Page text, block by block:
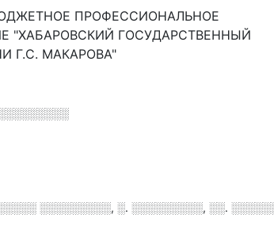
ПРОФЕССИОНАЛЬНОЕ
"ХАБАРОВСКИЙ ГОСУДАРСТВЕННЫЙ
Г.С. МАКАРОВА"
░░░░░░░░░, ░. ░░░░░░░░░, ░░.